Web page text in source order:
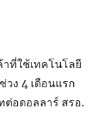
ที่ใช้เทคโนโลยี
วง 4 เดือนแรก
ต่อดอลลาร์ สรอ.